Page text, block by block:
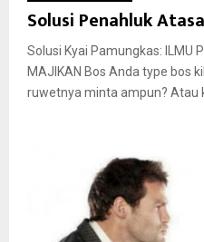
Solusi Penahluk
Solusi Kyai Pamungkas: ILMU
MAJIKAN Bos Anda type bos
ruwetnya minta ampun? Atau